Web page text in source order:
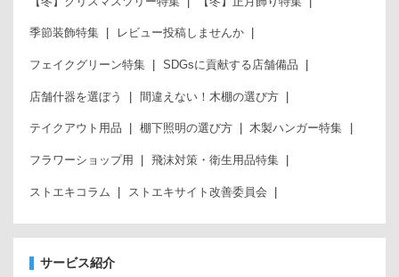
季節装飾特集 レビュー投稿しませんか
フェイクグリーン特集 SDGsに貢献する店舗備品
店舗什器を選ぼう 間違えない！木棚の選び方
テイクアウト用品 棚下照明の選び方 木製ハンガー特集
フラワーショップ用 飛沫対策・衛生用品特集
ストエキコラム ストエキサイト改善委員会
サービス紹介